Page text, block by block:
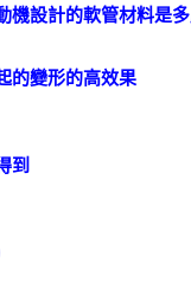
機設計的軟管材料是
的變形的高效果
到